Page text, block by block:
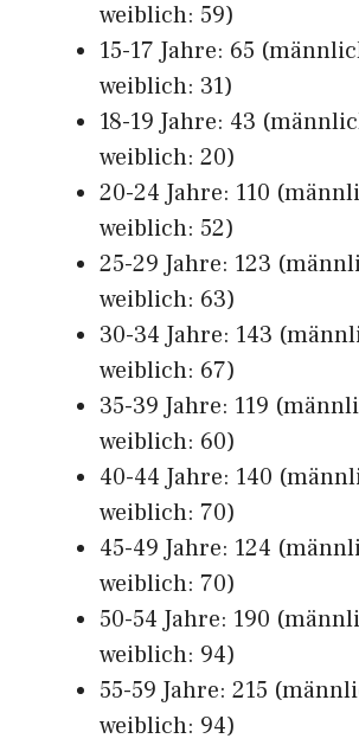
weiblich: 59)
15-17 Jahre: 65
weiblich: 31)
18-19 Jahre: 43
weiblich: 20)
20-24 Jahre: 110
weiblich: 52)
25-29 Jahre: 123
weiblich: 63)
30-34 Jahre: 143
weiblich: 67)
35-39 Jahre: 119
weiblich: 60)
40-44 Jahre: 140
weiblich: 70)
45-49 Jahre: 124
weiblich: 70)
50-54 Jahre: 190
weiblich: 94)
55-59 Jahre: 215
weiblich: 94)